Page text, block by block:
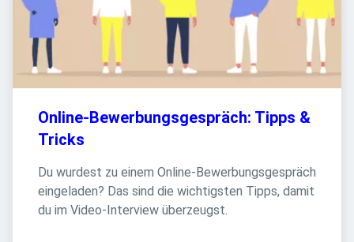
Online-Bewerbungsgespräch: Tipps &
Tricks
Du wurdest zu einem Online-Bewerbungsgespräch
eingeladen? Das sind die wichtigsten Tipps, damit
du im Video-Interview überzeugst.